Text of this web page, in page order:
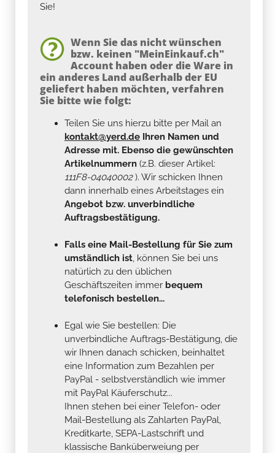
Sie!
Wenn Sie das nicht wünschen
bzw. keinen "MeinEinkauf.ch"
Account haben oder die Ware in
ein anderes Land außerhalb der EU
geliefert haben möchten, verfahren
Sie bitte wie folgt:
Teilen Sie uns hierzu bitte per Mail an
kontakt@yerd.de Ihren Namen und
Adresse mit. Ebenso die gewünschten
Artikelnummern (z.B. dieser Artikel:
111F8-04040002). Wir schicken Ihnen
dann innerhalb eines Arbeitstages ein
Angebot bzw. unverbindliche
Auftragsbestätigung.
Falls eine Mail-Bestellung für Sie zum
umständlich ist, können Sie bei uns
natürlich zu den üblichen
Geschäftszeiten immer bequem
telefonisch bestellen...
Egal wie Sie bestellen: Die
unverbindliche Auftrags-Bestätigung, die
wir Ihnen danach schicken, beinhaltet
eine Information zum Bezahlen per
PayPal - selbstverständlich wie immer
mit PayPal Käuferschutz...
Ihnen stehen bei einer Telefon- oder
Mail-Bestellung als Zahlarten PayPal,
Kreditkarte, SEPA-Lastschrift und
klassische Banküberweiung per